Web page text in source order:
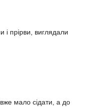
і прірви, виглядали
мало сідати, а до